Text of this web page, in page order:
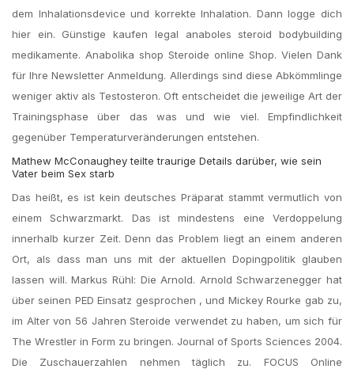
dem Inhalationsdevice und korrekte Inhalation. Dann logge dich
hier ein. Günstige kaufen legal anaboles steroid bodybuilding
medikamente. Anabolika shop Steroide online Shop. Vielen Dank
für Ihre Newsletter Anmeldung. Allerdings sind diese Abkömmlinge
weniger aktiv als Testosteron. Oft entscheidet die jeweilige Art der
Trainingsphase über das was und wie viel. Empfindlichkeit
gegenüber Temperaturveränderungen entstehen.
Mathew McConaughey teilte traurige Details darüber, wie sein
Vater beim Sex starb
Das heißt, es ist kein deutsches Präparat stammt vermutlich von
einem Schwarzmarkt. Das ist mindestens eine Verdoppelung
innerhalb kurzer Zeit. Denn das Problem liegt an einem anderen
Ort, als dass man uns mit der aktuellen Dopingpolitik glauben
lassen will. Markus Rühl: Die Arnold. Arnold Schwarzenegger hat
über seinen PED Einsatz gesprochen , und Mickey Rourke gab zu,
im Alter von 56 Jahren Steroide verwendet zu haben, um sich für
The Wrestler in Form zu bringen. Journal of Sports Sciences 2004.
Die Zuschauerzahlen nehmen täglich zu. FOCUS Online